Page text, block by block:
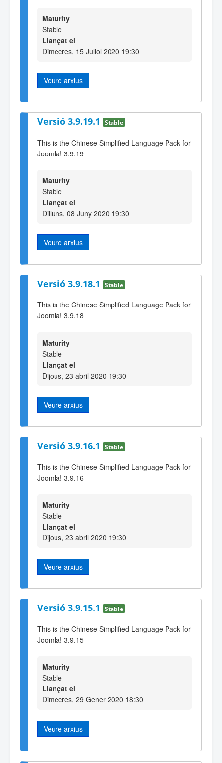
Maturity
Stable
Llançat el
Dimecres, 15 Juliol 2020 19:30
Veure arxius
Versió 3.9.19.1 Stable
This is the Chinese Simplified Language Pack for
Joomla! 3.9.19
Maturity
Stable
Llançat el
Dilluns, 08 Juny 2020 19:30
Veure arxius
Versió 3.9.18.1 Stable
This is the Chinese Simplified Language Pack for
Joomla! 3.9.18
Maturity
Stable
Llançat el
Dijous, 23 abril 2020 19:30
Veure arxius
Versió 3.9.16.1 Stable
This is the Chinese Simplified Language Pack for
Joomla! 3.9.16
Maturity
Stable
Llançat el
Dijous, 23 abril 2020 19:30
Veure arxius
Versió 3.9.15.1 Stable
This is the Chinese Simplified Language Pack for
Joomla! 3.9.15
Maturity
Stable
Llançat el
Dimecres, 29 Gener 2020 18:30
Veure arxius